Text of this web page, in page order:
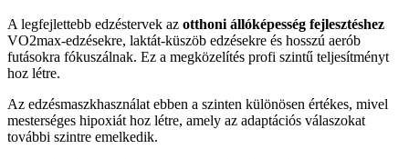
A legfejlettebb edzéstervek az otthoni állóképesség fejlesztéshez
VO2max-edzésekre, laktát-küszöb edzésekre és hosszú aerób
futásokra fókuszálnak. Ez a megközelítés profi szintű teljesítményt
hoz létre.
Az edzésmaszkhasználat ebben a szinten különösen értékes, mivel
mesterséges hipoxiát hoz létre, amely az adaptációs válaszokat
további szintre emelkedik.